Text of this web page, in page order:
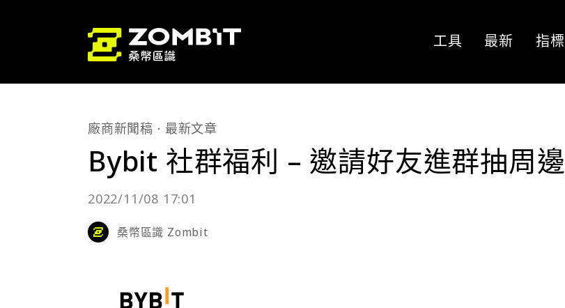
工具 最新 指標
廠商新聞稿 最新文章
Bybit 社群福利 – 邀請好友進群抽周邊
2022/11/08 17:01
桑幣區識 Zombit